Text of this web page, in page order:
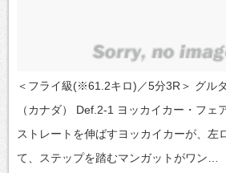
＜フライ級(※61.2キロ)／5分3R＞ グル
（カナダ） Def.2-1 ヨッカイカー・フェ
ストレートを伸ばすヨッカイカーが、左
て、ステップを踏むマンガットがワン…